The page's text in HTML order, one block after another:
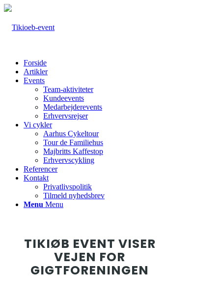
Forside
Artikler
Events
Team-aktiviteter
Kundeevents
Medarbejderevents
Erhvervsrejser
Vi cykler
Aarhus Cykeltour
Tour de Familiehus
Majbritts Kaffestop
Erhvervscykling
Referencer
Kontakt
Privatlivspolitik
Tilmeld nyhedsbrev
Menu Menu
TIKIØB EVENT VISER
VEJEN FOR
GIGTFORENINGEN